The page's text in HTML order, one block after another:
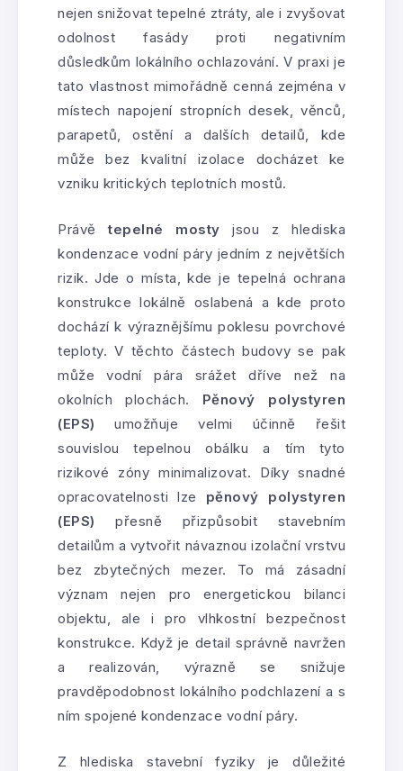
nejen snižovat tepelné ztráty, ale i zvyšovat
odolnost fasády proti negativním
důsledkům lokálního ochlazování. V praxi je
tato vlastnost mimořádně cenná zejména v
místech napojení stropních desek, věnců,
parapetů, ostění a dalších detailů, kde
může bez kvalitní izolace docházet ke
vzniku kritických teplotních mostů.
Právětepelné mosty jsou z hlediska
kondenzace vodní páry jedním z největších
rizik. Jde o místa, kde je tepelná ochrana
konstrukce lokálně oslabená a kde proto
dochází k výraznějšímu poklesu povrchové
teploty. V těchto částech budovy se pak
může vodní pára srážet dříve než na
okolních plochách. Pěnový polystyren
(EPS) umožňuje velmi účinně řešit
souvislou tepelnou obálku a tím tyto
rizikové zóny minimalizovat. Díky snadné
opracovatelnosti lze pěnový polystyren
(EPS) přesně přizpůsobit stavebním
detailům a vytvořit návaznou izolační vrstvu
bez zbytečných mezer. To má zásadní
význam nejen pro energetickou bilanci
objektu, ale i pro vlhkostní bezpečnost
konstrukce. Když je detail správně navržen
a realizován, výrazně se snižuje
pravděpodobnost lokálního podchlazení a s
ním spojené kondenzace vodní páry.
Z hlediska stavební fyziky je důležité